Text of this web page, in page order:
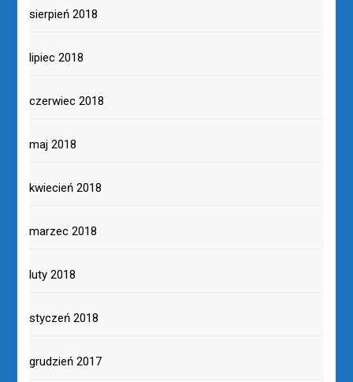
sierpień 2018
lipiec 2018
czerwiec 2018
maj 2018
kwiecień 2018
marzec 2018
luty 2018
styczeń 2018
grudzień 2017